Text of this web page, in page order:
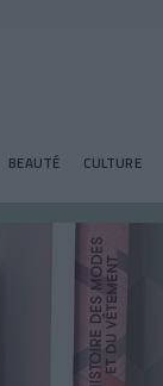
BEAUTÉ CULTURE